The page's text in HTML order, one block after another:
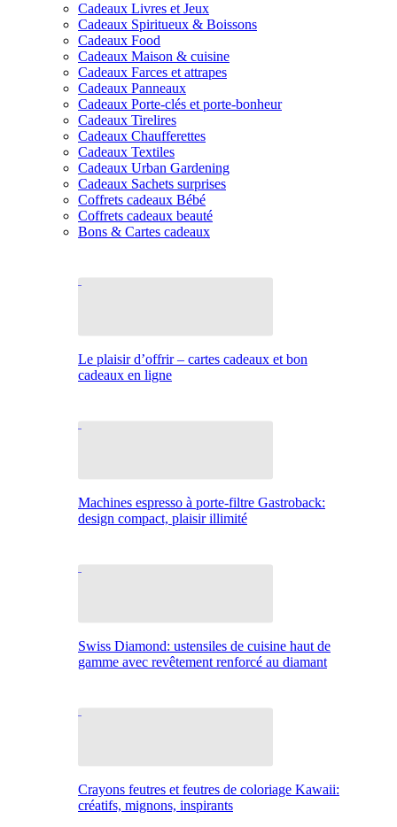
Cadeaux Livres et Jeux
Cadeaux Spiritueux & Boissons
Cadeaux Food
Cadeaux Maison & cuisine
Cadeaux Farces et attrapes
Cadeaux Panneaux
Cadeaux Porte-clés et porte-bonheur
Cadeaux Tirelires
Cadeaux Chaufferettes
Cadeaux Textiles
Cadeaux Urban Gardening
Cadeaux Sachets surprises
Coffrets cadeaux Bébé
Coffrets cadeaux beauté
Bons & Cartes cadeaux
Le plaisir d’offrir – cartes cadeaux et bon
cadeaux en ligne
Machines espresso à porte-filtre Gastroback:
design compact, plaisir illimité
Swiss Diamond: ustensiles de cuisine haut de
gamme avec revêtement renforcé au diamant
Crayons feutres et feutres de coloriage Kawaii:
créatifs, mignons, inspirants